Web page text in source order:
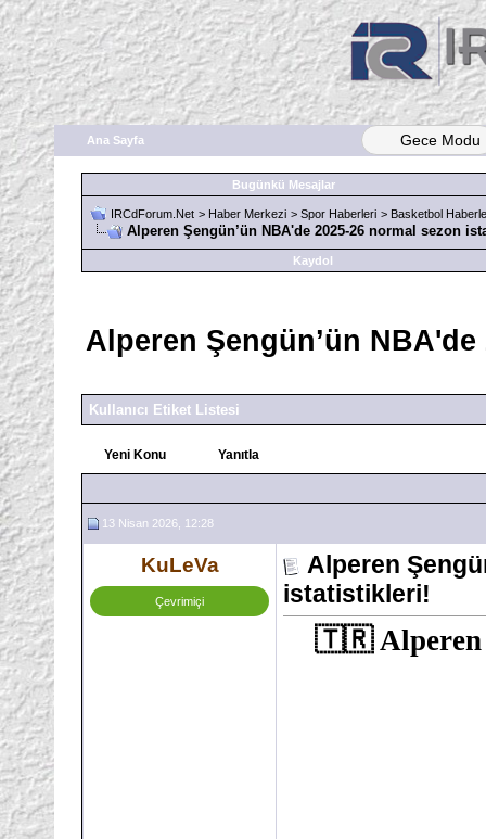
Ana Sayfa Gece Modu
Bugünkü Mesajlar
IRCdForum.Net > Haber Merkezi > Spor Haberleri > Basketbol
Alperen Şengün’ün NBA'de 2025-26 normal sezon
Kaydol
Alperen Şengün’ün
Kullanıcı Etiket Listesi
Yeni Konu Yanıtla
13 Nisan 2026, 12:28
KuLeVa
Çevrimiçi
Alperen
istatistikleri!
🇹🇷 Alperen